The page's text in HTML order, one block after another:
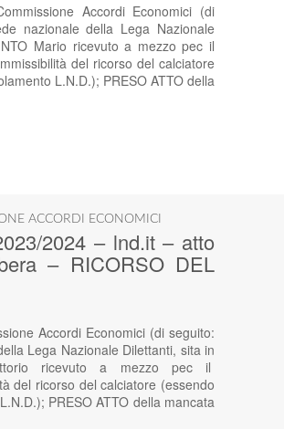
Accordi Economici (di
nazionale della Lega Nazionale
Mario ricevuto a mezzo pec il
del ricorso del calciatore
L.N.D.); PRESO ATTO della
ACCORDI ECONOMICI
2024 – lnd.it – atto
– RICORSO DEL
Accordi Economici (di seguito:
Lega Nazionale Dilettanti, sita in
ricevuto a mezzo pec il
del ricorso del calciatore (essendo
PRESO ATTO della mancata